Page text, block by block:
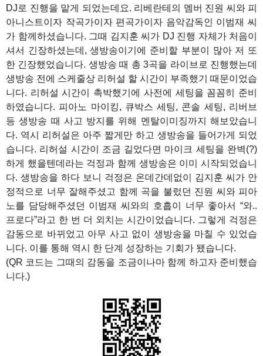
DJ로 진행을 맡게 되었는데요. 리베란테의 멤버 진원 씨와 피
아니스트이자 작곡가이자 편곡가이자 음악감독인 이범재 씨
가 함께하셨습니다. 그때 김지훈 씨가 DJ 진행 자체가 처음이
셔서 긴장하셨는데, 생방송이기에 준비할 부분이 많아 저 또
한 긴장했었습니다. 생방송 때 총 3곡을 라이브로 진행했는데
생방송 전에 스케줄상 리허설 할 시간이 부족했기 때문이었습
니다. 리허설 시간이 촉박했기에 사전에 세팅을 꼼꼼히 준비
하였습니다. 피아노 마이킹, 큐박스 세팅, 콘솔 세팅, 리버브
등 생방송 때 사고 방지를 위해 멘탈이미징까지 해보았습니
다. 역시 리허설은 아주 짧게만 하고 생방송을 들어가게 되었
습니다. 리허설 시간이 조금 길었다면 마이크 세팅을 완벽(?)
하게 했을텐데라는 걱정과 함께 생방송은 이미 시작되었습니
다. 생방송을 하다 보니 걱정은 온데간데없이 김지훈 씨가 안
정적으로 너무 잘해주셨고 함께 곡을 불렀던 진원 씨와 피아
노를 담당해주셨던 이범재 씨와의 호흡이 너무 좋아서 “와..
프로다”라고 한 번 더 외치는 시간이었습니다. 그렇게 걱정은
감동으로 바뀌었고 아무 사고 없이 생방송을 마칠 수 있었습
니다. 이를 통해 역시 한 단계 성장하는 기회가 됐습니다.
(QR 코드는 그때의 감동을 조금이나마 함께 하고자 준비했습
니다.)